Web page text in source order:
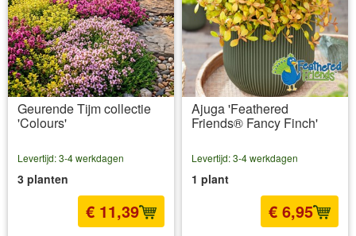
Geurende Tijm collectie
'Colours'
Levertijd: 3-4 werkdagen
3 planten
€ 11,39
Ajuga 'Feathered
Friends® Fancy Finch'
Levertijd: 3-4 werkdagen
1 plant
€ 6,95